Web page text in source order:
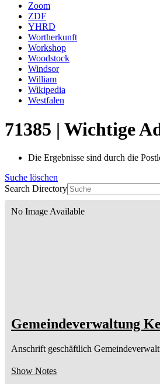
Zoom
ZDF
YHRD
Wortherkunft
Workshop
Woodstock
Windsor
William
Wikipedia
Westfalen
71385 | Wichtige
Die Ergebnisse sind durch die
Suche löschen
Search Directory
No Image Available
Gemeindeverwaltung
Anschrift geschäftlich
Show Notes